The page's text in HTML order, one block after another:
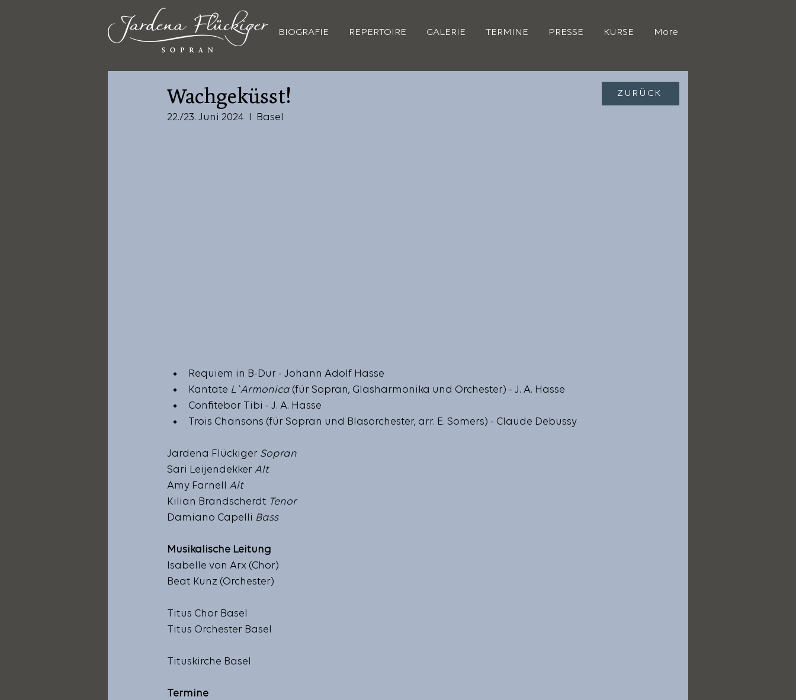
BIOGRAFIE REPERTOIRE GALERIE TERMINE PRESSE KURSE More
Wachgeküsst!
22./23. Juni 2024  I  Basel
Requiem in B-Dur - Johann Adolf Hasse
Kantate L`Armonica (für Sopran, Glasharmonika und Orchester) - J. A. Hasse
Confitebor Tibi - J. A. Hasse
Trois Chansons (für Sopran und Blasorchester, arr. E. Somers) - Claude Debussy
Jardena Flückiger Sopran
Sari Leijendekker Alt
Amy Farnell Alt
Kilian Brandscherdt Tenor
Damiano Capelli Bass
Musikalische Leitung
Isabelle von Arx (Chor)
Beat Kunz (Orchester)
Titus Chor Basel
Titus Orchester Basel
Tituskirche Basel
Termine
ZURÜCK